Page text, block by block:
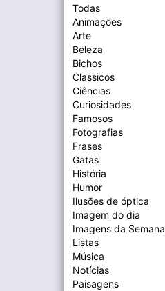
Todas
Animações
Arte
Beleza
Bichos
Classicos
Ciências
Curiosidades
Famosos
Fotografias
Frases
Gatas
História
Humor
Ilusões de óptica
Imagem do dia
Imagens da Semana
Listas
Música
Notícias
Paisagens